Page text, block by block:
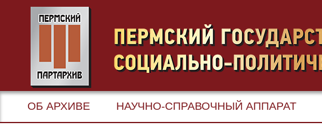
ОБ АРХИВЕ НАУЧНО-СПРАВОЧНЫЙ АППАРАТ